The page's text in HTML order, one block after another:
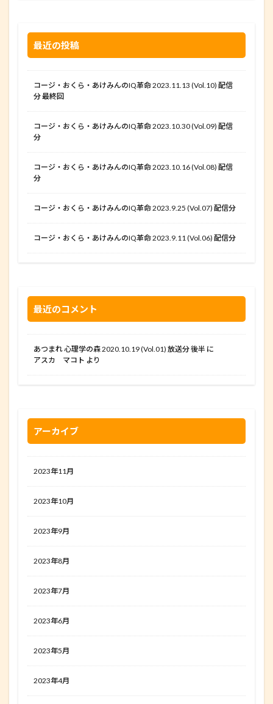
最近の投稿
コージ・おくら・あけみんのIQ革命 2023.11.13 (Vol.10) 配信
分 最終回
コージ・おくら・あけみんのIQ革命 2023.10.30 (Vol.09) 配信
分
コージ・おくら・あけみんのIQ革命 2023.10.16 (Vol.08) 配信
分
コージ・おくら・あけみんのIQ革命 2023.9.25 (Vol.07) 配信分
コージ・おくら・あけみんのIQ革命 2023.9.11 (Vol.06) 配信分
最近のコメント
あつまれ 心理学の森 2020.10.19 (Vol.01) 放送分 後半 に
アスカ マコト より
アーカイブ
2023年11月
2023年10月
2023年9月
2023年8月
2023年7月
2023年6月
2023年5月
2023年4月